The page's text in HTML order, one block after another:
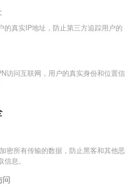
的真实IP地址，防止第三方追踪用户的
访问互联网，用户的真实身份和位置信
密所有传输的数据，防止黑客和其他恶
息。
问